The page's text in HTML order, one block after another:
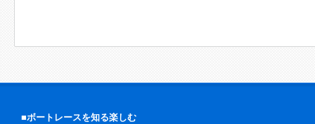
■ボートレースを知る楽しむ